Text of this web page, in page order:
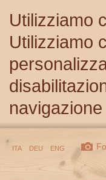
Utilizziamo
Utilizziamo
ITA DEU ENG